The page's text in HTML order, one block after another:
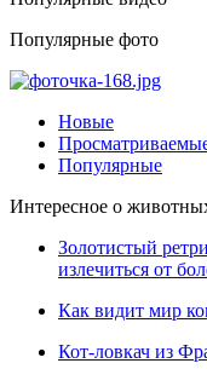
Популярные фото
Новые
Популярные
Интересное о
Золотистый
излечиться от
Как видит мир
Кот-ловкач из